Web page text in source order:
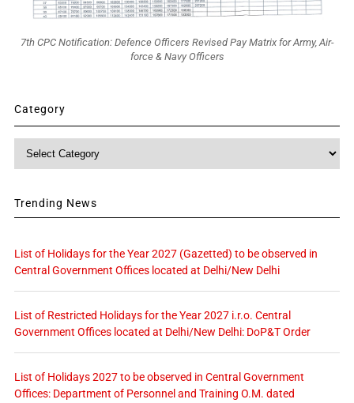
7th CPC Notification: Defence Officers Revised Pay Matrix for Army, Air-
force & Navy Officers
Category
Trending News
List of Holidays for the Year 2027 (Gazetted) to be observed in
Central Government Offices located at Delhi/New Delhi
List of Restricted Holidays for the Year 2027 i.r.o. Central
Government Offices located at Delhi/New Delhi: DoP&T Order
List of Holidays 2027 to be observed in Central Government
Offices: Department of Personnel and Training O.M. dated